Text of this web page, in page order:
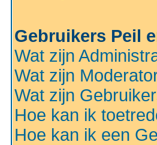
Gebruikers Peil
Wat zijn
Wat zijn
Wat zijn
Hoe kan ik
Hoe kan ik een